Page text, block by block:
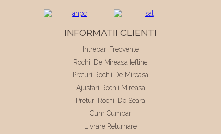
INFORMATII CLIENTI
Intrebari Frecvente
Rochii De Mireasa Ieftine
Preturi Rochii De Mireasa
Ajustari Rochii Mireasa
Preturi Rochii De Seara
Cum Cumpar
Livrare Returnare